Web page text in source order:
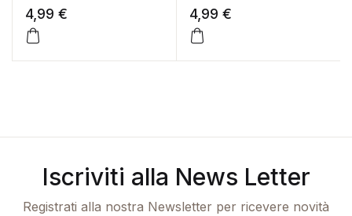
4,99 € 4,99 €
Iscriviti alla News Letter
Registrati alla nostra Newsletter per ricevere novità